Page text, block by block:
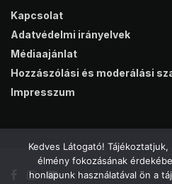
Kapcsolat
Adatvédelmi irányelvek
Médiaajánlat
Hozzászólási és moderálási
Impresszum
Kedves Látogató!
élmény fokozásának
honlapunk használatával ön a